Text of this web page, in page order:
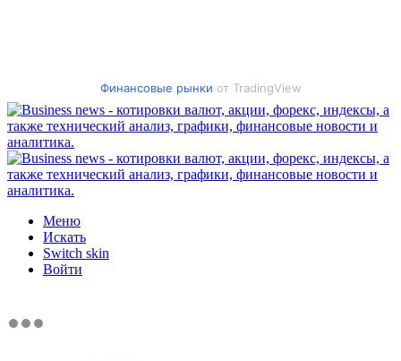
Финансовые рынки от TradingView
Меню
Искать
Switch skin
Войти